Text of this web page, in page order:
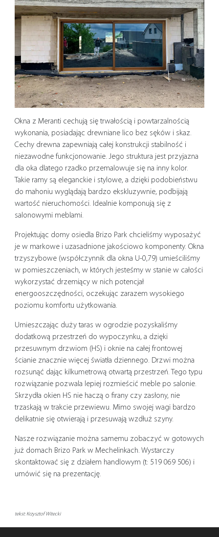
Okna z Meranti cechują się trwałością i powtarzalnością
wykonania, posiadając drewniane lico bez sęków i skaz.
Cechy drewna zapewniają całej konstrukcji stabilność i
niezawodne funkcjonowanie. Jego struktura jest przyjazna
dla oka dlatego rzadko przemalowuje się na inny kolor.
Takie ramy są eleganckie i stylowe, a dzięki podobieństwu
do mahoniu wyglądają bardzo ekskluzywnie, podbijają
wartość nieruchomości. Idealnie komponują się z
salonowymi meblami.
Projektując domy osiedla Brizo Park chcieliśmy wyposażyć
je w markowe i uzasadnione jakościowo komponenty. Okna
trzyszybowe (współczynnik dla okna U-0,79) umieściliśmy
w pomieszczeniach, w których jesteśmy w stanie w całości
wykorzystać drzemiący w nich potencjał
energooszczędności, oczekując zarazem wysokiego
poziomu komfortu użytkowania.
Umieszczając duży taras w ogrodzie pozyskaliśmy
dodatkową przestrzeń do wypoczynku, a dzięki
przesuwnym drzwiom (HS) i oknie na całej frontowej
ścianie znacznie więcej światła dziennego. Drzwi można
rozsunąć dając kilkumetrową otwartą przestrzeń. Tego typu
rozwiązanie pozwala lepiej rozmieścić meble po salonie.
Skrzydła okien HS nie haczą o firany czy zasłony, nie
trzaskają w trakcie przewiewu. Mimo swojej wagi bardzo
delikatnie się otwierają i przesuwają wzdłuż szyny.
Nasze rozwiązanie można samemu zobaczyć w gotowych
już domach Brizo Park w Mechelinkach. Wystarczy
skontaktować się z działem handlowym (t: 519 069 506) i
umówić się na prezentację.
tekst: Krzysztof Witecki